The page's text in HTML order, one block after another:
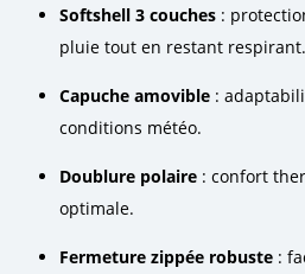
Softshell 3 couches :
pluie tout en restant respirant.
Capuche amovible :
conditions météo.
Doublure polaire : confort
optimale.
Fermeture zippée robuste :